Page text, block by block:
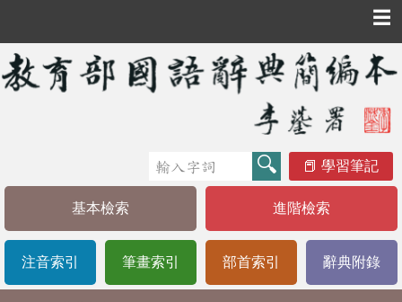
☰
學習筆記
基本檢索 進階檢索
注音索引 筆畫索引 部首索引 辭典附錄